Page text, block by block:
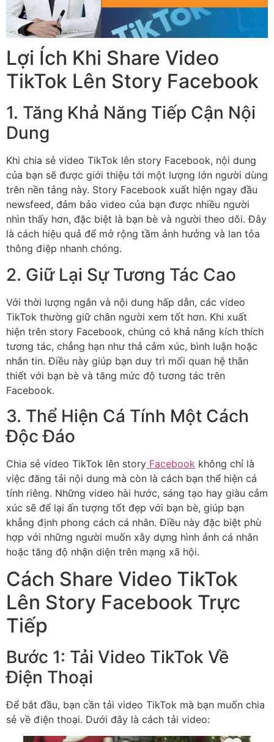
Lợi Ích Khi Share Video
TikTok Lên Story Facebook
1. Tăng Khả Năng Tiếp Cận Nội
Dung
Khi chia sẻ video TikTok lên story Facebook, nội dung
của bạn sẽ được giới thiệu tới một lượng lớn người dùng
trên nền tảng này. Story Facebook xuất hiện ngay đầu
newsfeed, đảm bảo video của bạn được nhiều người
nhìn thấy hơn, đặc biệt là bạn bè và người theo dõi. Đây
là cách hiệu quả để mở rộng tầm ảnh hưởng và lan tỏa
thông điệp nhanh chóng.
2. Giữ Lại Sự Tương Tác Cao
Với thời lượng ngắn và nội dung hấp dẫn, các video
TikTok thường giữ chân người xem tốt hơn. Khi xuất
hiện trên story Facebook, chúng có khả năng kích thích
tương tác, chẳng hạn như thả cảm xúc, bình luận hoặc
nhắn tin. Điều này giúp bạn duy trì mối quan hệ thân
thiết với bạn bè và tăng mức độ tương tác trên
Facebook.
3. Thể Hiện Cá Tính Một Cách
Độc Đáo
Chia sẻ video TikTok lên story Facebook không chỉ là
việc đăng tải nội dung mà còn là cách bạn thể hiện cá
tính riêng. Những video hài hước, sáng tạo hay giàu cảm
xúc sẽ để lại ấn tượng tốt đẹp với bạn bè, giúp bạn
khẳng định phong cách cá nhân. Điều này đặc biệt phù
hợp với những người muốn xây dựng hình ảnh cá nhân
hoặc tăng độ nhận diện trên mạng xã hội.
Cách Share Video TikTok
Lên Story Facebook Trực
Tiếp
Bước 1: Tải Video TikTok Về
Điện Thoại
Để bắt đầu, bạn cần tải video TikTok mà bạn muốn chia
sẻ về điện thoại. Dưới đây là cách tải video: